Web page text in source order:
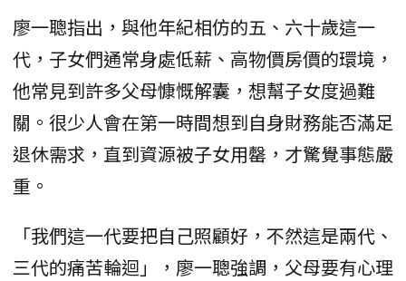
廖一聰指出，與他年紀相仿的五、六十歲這一
代，子女們通常身處低薪、高物價房價的環境，
他常見到許多父母慷慨解囊，想幫子女度過難
關。很少人會在第一時間想到自身財務能否滿足
退休需求，直到資源被子女用罄，才驚覺事態嚴
重。
「我們這一代要把自己照顧好，不然這是兩代、
三代的痛苦輪迴」，廖一聰強調，父母要有心理